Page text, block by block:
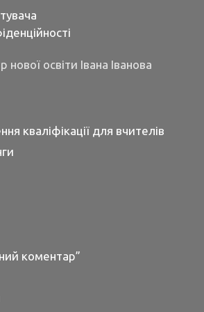
освіти Івана Іванова
кваліфікації для вчителів
коментар”